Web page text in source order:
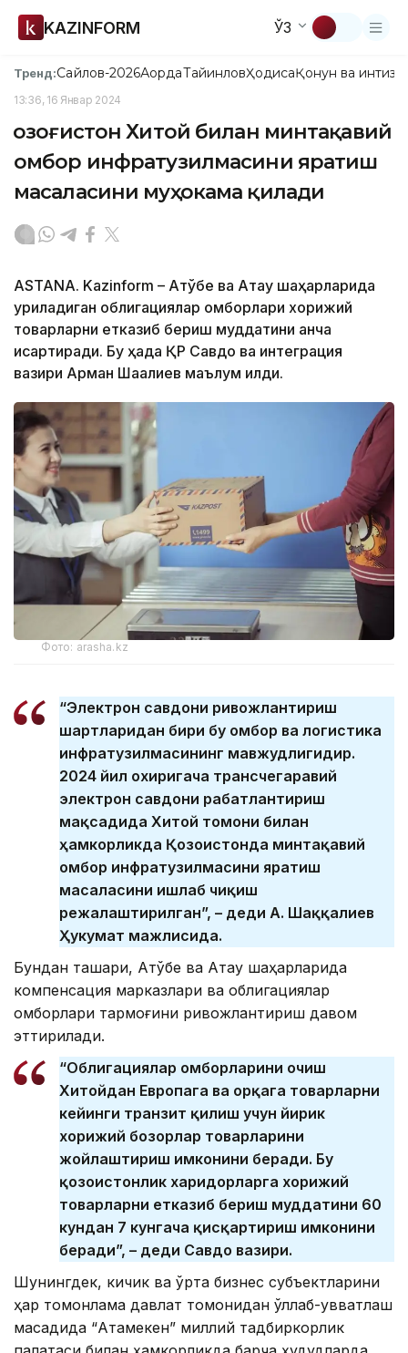
KAZINFORM ЎЗ
Тренд:Сайлов-2026АқордаТайинловҲодисаҚонун ва
13:36, 16 Январ 2024
Қозоғистон Хитой билан минтақавий
омбор инфратузилмасини яратиш
масаласини муҳокама қилади
ASTANA. Kazinform – Ақтўбе ва Ақтау шаҳарларида
қуриладиган облигациялар омборлари хорижий
товарларни етказиб бериш муддатини анча
қисқартиради. Бу ҳақда ҚР Савдо ва интеграция
вазири Арман Шаққалиев маълум қилди.
Фото: arasha.kz
“Электрон савдони ривожлантириш
шартларидан бири бу омбор ва логистика
инфратузилмасининг мавжудлигидир.
2024 йил охиригача трансчегаравий
электрон савдони рағбатлантириш
мақсадида Хитой томони билан
ҳамкорликда Қозоғистонда минтақавий
омбор инфратузилмасини яратиш
масаласини ишлаб чиқиш
режалаштирилган”, – деди А. Шаққалиев
Ҳукумат мажлисида.
Бундан ташқари, Ақтўбе ва Ақтау шаҳарларида
компенсация марказлари ва облигациялар
омборлари тармоғини ривожлантириш давом
эттирилади.
“Облигациялар омборларини очиш
Хитойдан Европага ва орқага товарларни
кейинги транзит қилиш учун йирик
хорижий бозорлар товарларини
жойлаштириш имконини беради. Бу
қозоғистонлик харидорларга хорижий
товарларни етказиб бериш муддатини 60
кундан 7 кунгача қисқартириш имконини
беради”, – деди Савдо вазири.
Шунингдек, кичик ва ўрта бизнес субъектларини
ҳар томонлама давлат томонидан қўллаб-қувватлаш
мақсадида “Атамекен” миллий тадбиркорлик